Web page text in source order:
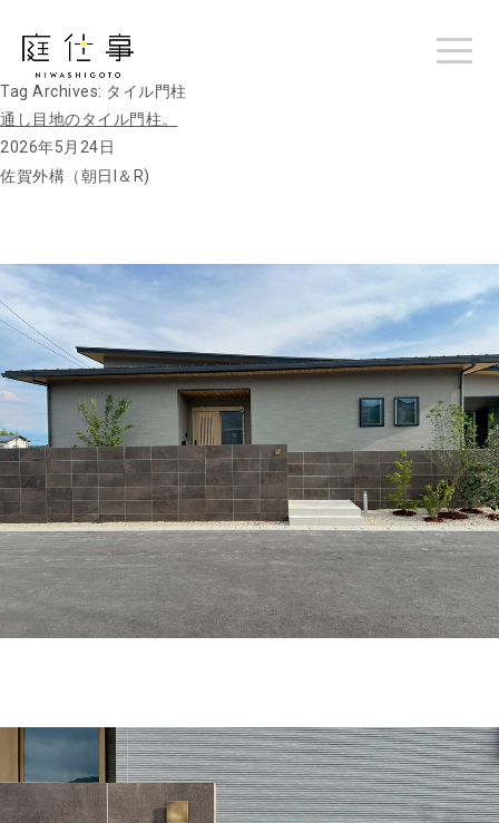
Tag Archives: タイル門柱
通し目地のタイル門柱。
2026年5月24日
佐賀外構（朝日I＆R)